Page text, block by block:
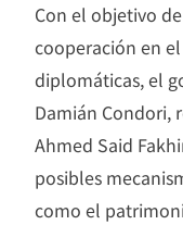
Con el objetivo
cooperación en
diplomáticas, el
Damián Condori,
Ahmed Said
posibles
como el